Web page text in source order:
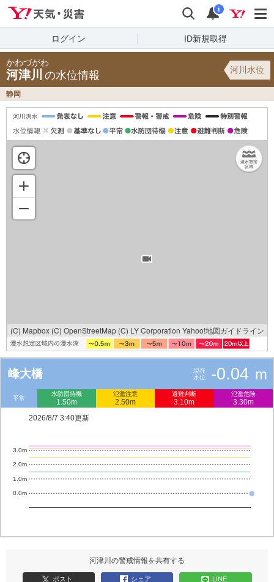
検索 通知
i
ログイン ID新規取得
かわづがわ
河津川 の水位情報 河川水位
静岡
(C) Mapbox (C) OpenStreetMap (C) LY Corporation Yahoo!地図ガイドライン
峰大橋
現在
水位
-0.04 m
平常
水防団待機
1.50m
氾濫注意
2.50m
避難判断
3.10m
氾濫危険
3.30m
2026/8/7 3:40更新
0.0m
1.0m
2.0m
3.0m
河津川の警戒情報を共有する
ポスト シェア LINE